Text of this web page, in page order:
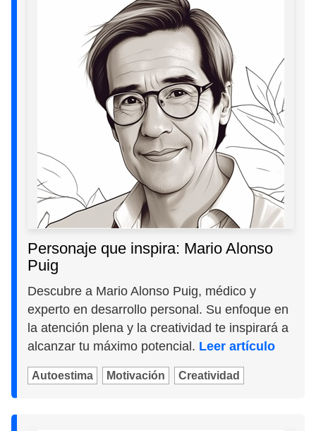
Personaje que inspira: Mario Alonso
Puig
Descubre a Mario Alonso Puig, médico y
experto en desarrollo personal. Su enfoque en
la atención plena y la creatividad te inspirará a
alcanzar tu máximo potencial. Leer artículo
Autoestima Motivación Creatividad